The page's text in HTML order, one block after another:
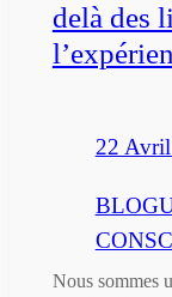
delà des
22
Nous sommes